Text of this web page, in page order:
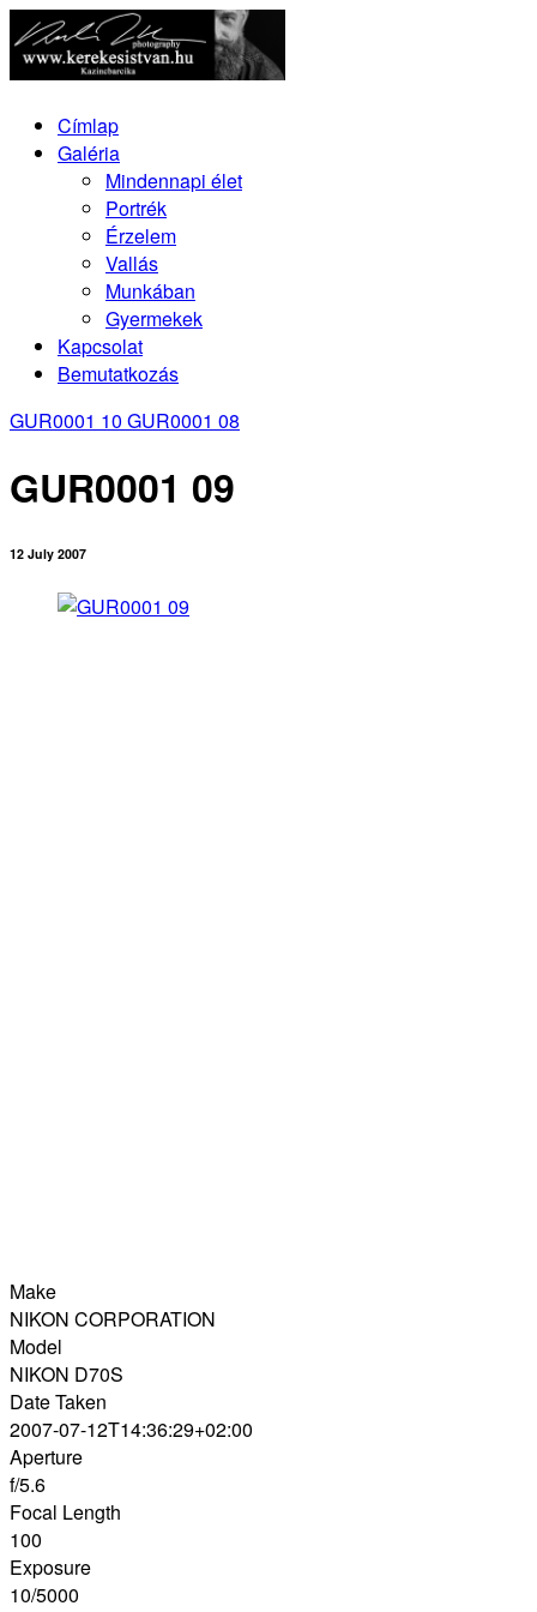
Címlap
Galéria
Mindennapi élet
Portrék
Érzelem
Vallás
Munkában
Gyermekek
Kapcsolat
Bemutatkozás
GUR0001 10 GUR0001 08
GUR0001 09
12 July 2007
Make
NIKON CORPORATION
Model
NIKON D70S
Date Taken
2007-07-12T14:36:29+02:00
Aperture
f/5.6
Focal Length
100
Exposure
10/5000